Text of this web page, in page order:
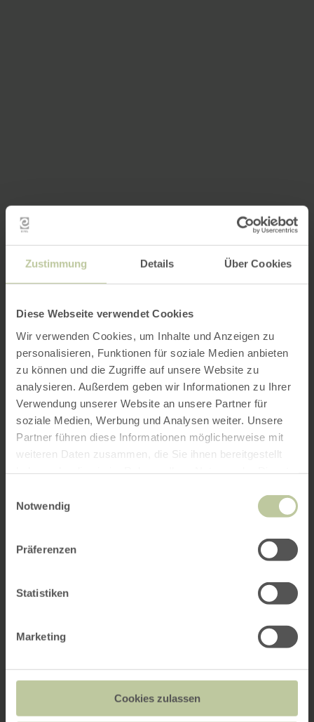
Zustimmung Details Über Cookies
Diese Webseite verwendet Cookies
Wir verwenden Cookies, um Inhalte und Anzeigen zu
personalisieren, Funktionen für soziale Medien anbieten
zu können und die Zugriffe auf unsere Website zu
analysieren. Außerdem geben wir Informationen zu Ihrer
Verwendung unserer Website an unsere Partner für
soziale Medien, Werbung und Analysen weiter. Unsere
Partner führen diese Informationen möglicherweise mit
weiteren Daten zusammen, die Sie ihnen bereitgestellt
Notwendig
Präferenzen
Statistiken
Marketing
Cookies zulassen